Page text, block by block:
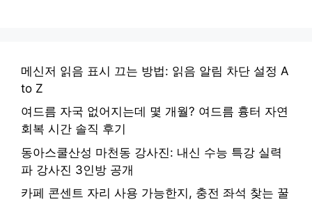
메신저 읽음 표시 끄는 방법: 읽음 알림 차단 설정 A
to Z
여드름 자국 없어지는데 몇 개월? 여드름 흉터 자연
회복 시간 솔직 후기
동아스쿨산성 마천동 강사진: 내신 수능 특강 실력
파 강사진 3인방 공개
카페 콘센트 자리 사용 가능한지, 충전 좌석 찾는 꿀